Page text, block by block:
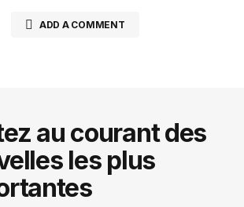
ADD A COMMENT
Comment *
au courant des
les plus